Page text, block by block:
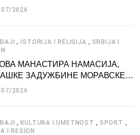
2026
,ISTORIJA I RELIGIJA , SRBIJA I
МАНАСТИРА НАМАСИЈА,
ЗАДУЖБИНЕ МОРАВСКЕ
2026
,KULTURA I UMETNOST , SPORT ,
I REGION